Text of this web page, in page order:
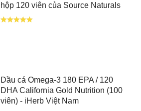
hộp 120 viên của Source Naturals
Dầu cá Omega-3 180 EPA / 120
DHA California Gold Nutrition (100
viên) - iHerb Việt Nam